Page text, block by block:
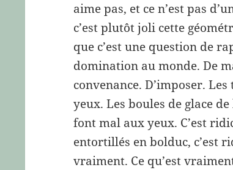
aime pas, et ce n’est pas
c’est plutôt joli cette
que c’est une question de
domination au monde. De
convenance. D’imposer.
yeux. Les boules de glace
font mal aux yeux. C’est
entortillés en bolduc, c’est
vraiment. Ce qu’est